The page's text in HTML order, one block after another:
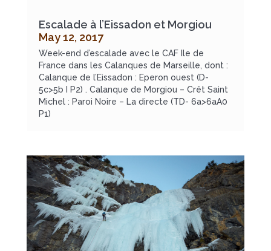
Escalade à l’Eissadon et Morgiou
May 12, 2017
Week-end d’escalade avec le CAF Ile de
France dans les Calanques de Marseille, dont :
Calanque de l’Eissadon : Eperon ouest (D-
5c>5b I P2) . Calanque de Morgiou – Crêt Saint
Michel : Paroi Noire – La directe (TD- 6a>6aA0
P1)